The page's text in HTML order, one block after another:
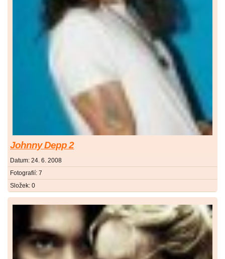
Johnny Depp 2
Datum: 24. 6. 2008
Fotografií: 7
Složek: 0